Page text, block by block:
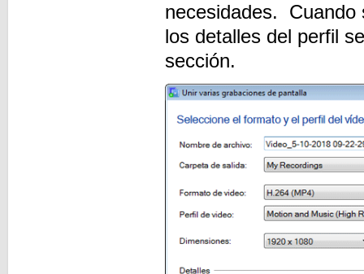
necesidades.
los detalles del perfil
sección.